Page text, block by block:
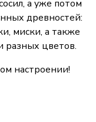
а уже потом
древностей:
миски, а также
разных цветов.
настроении!